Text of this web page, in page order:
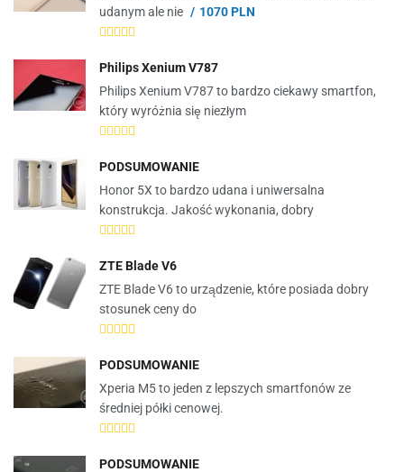
udanym ale nie
1070 PLN
Philips Xenium V787
Philips Xenium V787 to bardzo ciekawy smartfon,
który wyróżnia się niezłym
PODSUMOWANIE
Honor 5X to bardzo udana i uniwersalna
konstrukcja. Jakość wykonania, dobry
ZTE Blade V6
ZTE Blade V6 to urządzenie, które posiada dobry
stosunek ceny do
PODSUMOWANIE
Xperia M5 to jeden z lepszych smartfonów ze
średniej półki cenowej.
PODSUMOWANIE